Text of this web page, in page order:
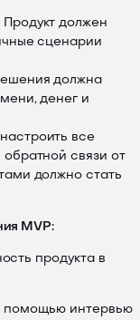
должен
сценарии
должна
денег и
все
связи от
должно стать
MVP:
продукта в
помощью интервью